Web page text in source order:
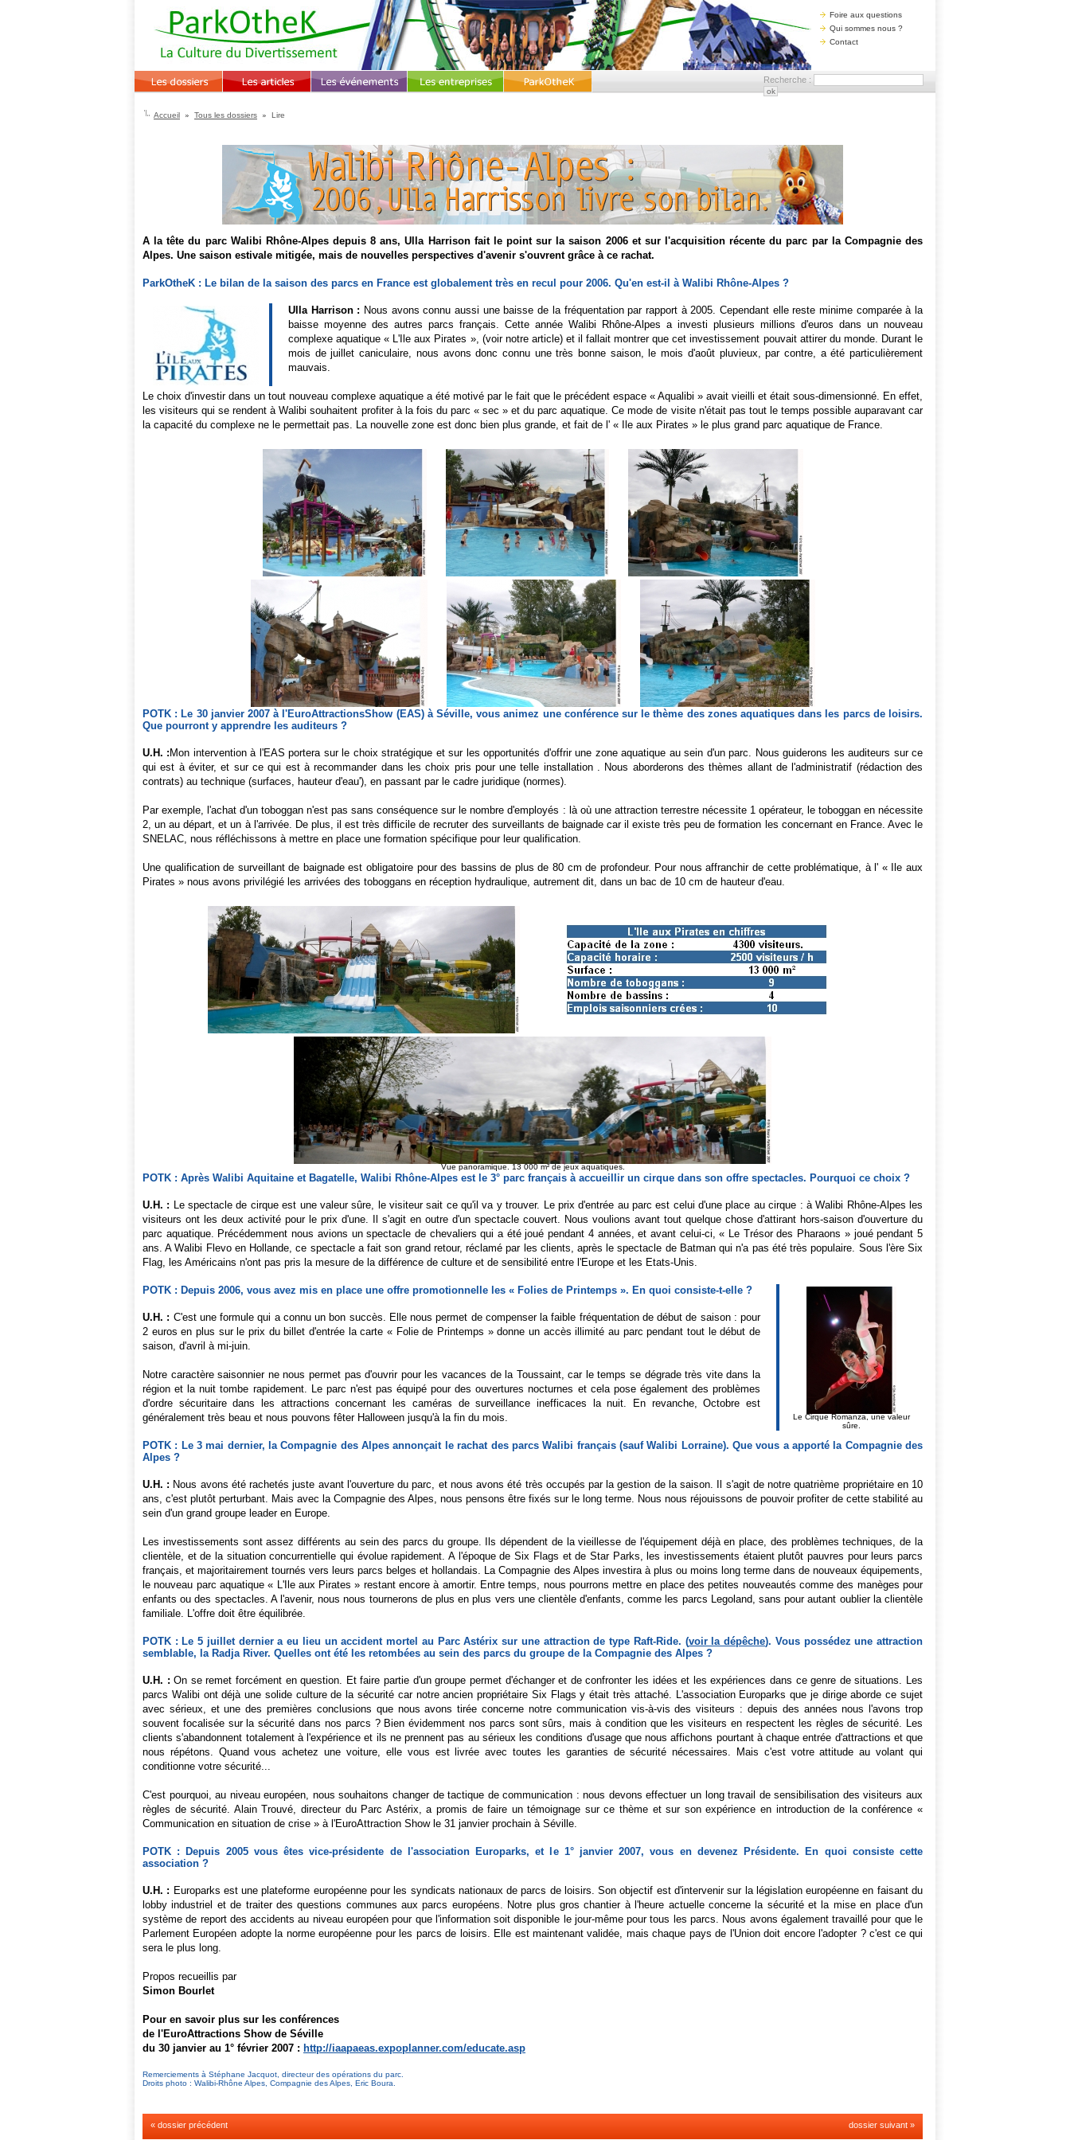
Foire aux questions
Qui sommes nous ?
Contact
Recherche :
Accueil Tous les dossiers Lire
A la tête du parc Walibi Rhône-Alpes depuis 8 ans, Ulla Harrison fait le point sur la saison 2006 et sur l'acquisition récente du parc par la Compagnie des
Alpes. Une saison estivale mitigée, mais de nouvelles perspectives d'avenir s'ouvrent grâce à ce rachat.
ParkOtheK : Le bilan de la saison des parcs en France est globalement très en recul pour 2006. Qu'en est-il à Walibi Rhône-Alpes ?
Ulla Harrison : Nous avons connu aussi une baisse de la fréquentation par rapport à 2005. Cependant elle reste minime comparée à la
baisse moyenne des autres parcs français. Cette année Walibi Rhône-Alpes a investi plusieurs millions d'euros dans un nouveau
complexe aquatique « L'Ile aux Pirates », (voir notre article) et il fallait montrer que cet investissement pouvait attirer du monde. Durant le
mois de juillet caniculaire, nous avons donc connu une très bonne saison, le mois d'août pluvieux, par contre, a été particulièrement
mauvais.
Le choix d'investir dans un tout nouveau complexe aquatique a été motivé par le fait que le précédent espace « Aqualibi » avait vieilli et était sous-dimensionné. En effet,
les visiteurs qui se rendent à Walibi souhaitent profiter à la fois du parc « sec » et du parc aquatique. Ce mode de visite n'était pas tout le temps possible auparavant car
la capacité du complexe ne le permettait pas. La nouvelle zone est donc bien plus grande, et fait de l' « Ile aux Pirates » le plus grand parc aquatique de France.
POTK : Le 30 janvier 2007 à l'EuroAttractionsShow (EAS) à Séville, vous animez une conférence sur le thème des zones aquatiques dans les parcs de loisirs.
Que pourront y apprendre les auditeurs ?
U.H. : Mon intervention à l'EAS portera sur le choix stratégique et sur les opportunités d'offrir une zone aquatique au sein d'un parc. Nous guiderons les auditeurs sur ce
qui est à éviter, et sur ce qui est à recommander dans les choix pris pour une telle installation . Nous aborderons des thèmes allant de l'administratif (rédaction des
contrats) au technique (surfaces, hauteur d'eau'), en passant par le cadre juridique (normes).
Par exemple, l'achat d'un toboggan n'est pas sans conséquence sur le nombre d'employés : là où une attraction terrestre nécessite 1 opérateur, le toboggan en nécessite
2, un au départ, et un à l'arrivée. De plus, il est très difficile de recruter des surveillants de baignade car il existe très peu de formation les concernant en France. Avec le
SNELAC, nous réfléchissons à mettre en place une formation spécifique pour leur qualification.
Une qualification de surveillant de baignade est obligatoire pour des bassins de plus de 80 cm de profondeur. Pour nous affranchir de cette problématique, à l' « Ile aux
Pirates » nous avons privilégié les arrivées des toboggans en réception hydraulique, autrement dit, dans un bac de 10 cm de hauteur d'eau.
Vue panoramique. 13 000 m² de jeux aquatiques.
POTK : Après Walibi Aquitaine et Bagatelle, Walibi Rhône-Alpes est le 3° parc français à accueillir un cirque dans son offre spectacles. Pourquoi ce choix ?
U.H. : Le spectacle de cirque est une valeur sûre, le visiteur sait ce qu'il va y trouver. Le prix d'entrée au parc est celui d'une place au cirque : à Walibi Rhône-Alpes les
visiteurs ont les deux activité pour le prix d'une. Il s'agit en outre d'un spectacle couvert. Nous voulions avant tout quelque chose d'attirant hors-saison d'ouverture du
parc aquatique. Précédemment nous avions un spectacle de chevaliers qui a été joué pendant 4 années, et avant celui-ci, « Le Trésor des Pharaons » joué pendant 5
ans. A Walibi Flevo en Hollande, ce spectacle a fait son grand retour, réclamé par les clients, après le spectacle de Batman qui n'a pas été très populaire. Sous l'ère Six
Flag, les Américains n'ont pas pris la mesure de la différence de culture et de sensibilité entre l'Europe et les Etats-Unis.
Le Cirque Romanza, une valeur
sûre.
POTK : Depuis 2006, vous avez mis en place une offre promotionnelle les « Folies de Printemps ». En quoi consiste-t-elle ?
U.H. : C'est une formule qui a connu un bon succès. Elle nous permet de compenser la faible fréquentation de début de saison : pour
2 euros en plus sur le prix du billet d'entrée la carte « Folie de Printemps » donne un accès illimité au parc pendant tout le début de
saison, d'avril à mi-juin.
Notre caractère saisonnier ne nous permet pas d'ouvrir pour les vacances de la Toussaint, car le temps se dégrade très vite dans la
région et la nuit tombe rapidement. Le parc n'est pas équipé pour des ouvertures nocturnes et cela pose également des problèmes
d'ordre sécuritaire dans les attractions concernant les caméras de surveillance inefficaces la nuit. En revanche, Octobre est
généralement très beau et nous pouvons fêter Halloween jusqu'à la fin du mois.
POTK : Le 3 mai dernier, la Compagnie des Alpes annonçait le rachat des parcs Walibi français (sauf Walibi Lorraine). Que vous a apporté la Compagnie des
Alpes ?
U.H. : Nous avons été rachetés juste avant l'ouverture du parc, et nous avons été très occupés par la gestion de la saison. Il s'agit de notre quatrième propriétaire en 10
ans, c'est plutôt perturbant. Mais avec la Compagnie des Alpes, nous pensons être fixés sur le long terme. Nous nous réjouissons de pouvoir profiter de cette stabilité au
sein d'un grand groupe leader en Europe.
Les investissements sont assez différents au sein des parcs du groupe. Ils dépendent de la vieillesse de l'équipement déjà en place, des problèmes techniques, de la
clientèle, et de la situation concurrentielle qui évolue rapidement. A l'époque de Six Flags et de Star Parks, les investissements étaient plutôt pauvres pour leurs parcs
français, et majoritairement tournés vers leurs parcs belges et hollandais. La Compagnie des Alpes investira à plus ou moins long terme dans de nouveaux équipements,
le nouveau parc aquatique « L'Ile aux Pirates » restant encore à amortir. Entre temps, nous pourrons mettre en place des petites nouveautés comme des manèges pour
enfants ou des spectacles. A l'avenir, nous nous tournerons de plus en plus vers une clientèle d'enfants, comme les parcs Legoland, sans pour autant oublier la clientèle
familiale. L'offre doit être équilibrée.
POTK : Le 5 juillet dernier a eu lieu un accident mortel au Parc Astérix sur une attraction de type Raft-Ride. (voir la dépêche). Vous possédez une attraction
semblable, la Radja River. Quelles ont été les retombées au sein des parcs du groupe de la Compagnie des Alpes ?
U.H. :On se remet forcément en question. Et faire partie d'un groupe permet d'échanger et de confronter les idées et les expériences dans ce genre de situations. Les
parcs Walibi ont déjà une solide culture de la sécurité car notre ancien propriétaire Six Flags y était très attaché. L'association Europarks que je dirige aborde ce sujet
avec sérieux, et une des premières conclusions que nous avons tirée concerne notre communication vis-à-vis des visiteurs : depuis des années nous l'avons trop
souvent focalisée sur la sécurité dans nos parcs ? Bien évidemment nos parcs sont sûrs, mais à condition que les visiteurs en respectent les règles de sécurité. Les
clients s'abandonnent totalement à l'expérience et ils ne prennent pas au sérieux les conditions d'usage que nous affichons pourtant à chaque entrée d'attractions et que
nous répétons. Quand vous achetez une voiture, elle vous est livrée avec toutes les garanties de sécurité nécessaires. Mais c'est votre attitude au volant qui
conditionne votre sécurité...
C'est pourquoi, au niveau européen, nous souhaitons changer de tactique de communication : nous devons effectuer un long travail de sensibilisation des visiteurs aux
règles de sécurité. Alain Trouvé, directeur du Parc Astérix, a promis de faire un témoignage sur ce thème et sur son expérience en introduction de la conférence «
Communication en situation de crise » à l'EuroAttraction Show le 31 janvier prochain à Séville.
POTK : Depuis 2005 vous êtes vice-présidente de l'association Europarks, et le 1° janvier 2007, vous en devenez Présidente. En quoi consiste cette
association ?
U.H. : Europarks est une plateforme européenne pour les syndicats nationaux de parcs de loisirs. Son objectif est d'intervenir sur la législation européenne en faisant du
lobby industriel et de traiter des questions communes aux parcs européens. Notre plus gros chantier à l'heure actuelle concerne la sécurité et la mise en place d'un
système de report des accidents au niveau européen pour que l'information soit disponible le jour-même pour tous les parcs. Nous avons également travaillé pour que le
Parlement Européen adopte la norme européenne pour les parcs de loisirs. Elle est maintenant validée, mais chaque pays de l'Union doit encore l'adopter ? c'est ce qui
sera le plus long.
Propos recueillis par
Simon Bourlet
Pour en savoir plus sur les conférences
de l'EuroAttractions Show de Séville
du 30 janvier au 1° février 2007 : http://iaapaeas.expoplanner.com/educate.asp
Remerciements à Stéphane Jacquot, directeur des opérations du parc.
Droits photo : Walibi-Rhône Alpes, Compagnie des Alpes, Eric Boura.
« dossier précédent dossier suivant »